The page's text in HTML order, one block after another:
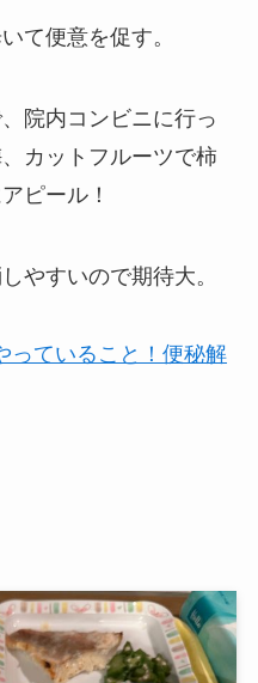
て便意を促す。
院内コンビニに行っ
カットフルーツで柿
ピール！
やすいので期待大。
っていること！便秘解